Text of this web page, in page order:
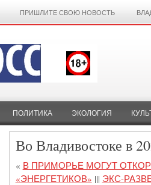
ПРИШЛИТЕ СВОЮ НОВОСТЬ
ПОЛИТИКА ЭКОЛОГИЯ
Во Владивостоке в
« В ПРИМОРЬЕ МОГУТ
«ЭНЕРГЕТИКОВ» ||| ЭКС-